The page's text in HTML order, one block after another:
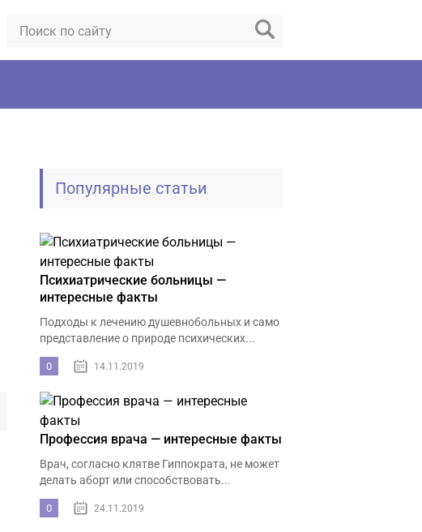
Популярные статьи
Психиатрические больницы —
интересные факты
Подходы к лечению душевнобольных и само
представление о природе психических...
0 14.11.2019
Профессия врача — интересные факты
Врач, согласно клятве Гиппократа, не может
делать аборт или способствовать...
0 24.11.2019